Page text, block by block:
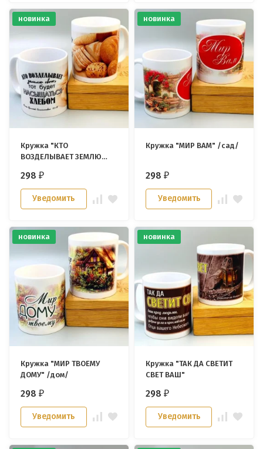
новинка
Кружка "КТО
ВОЗДЕЛЫВАЕТ ЗЕМЛЮ
298₽
Уведомить
новинка
Кружка "МИР ВАМ" /сад/
298₽
Уведомить
новинка
Кружка "МИР ТВОЕМУ
ДОМУ" /дом/
298₽
Уведомить
новинка
Кружка "ТАК ДА СВЕТИТ
СВЕТ ВАШ"
298₽
Уведомить